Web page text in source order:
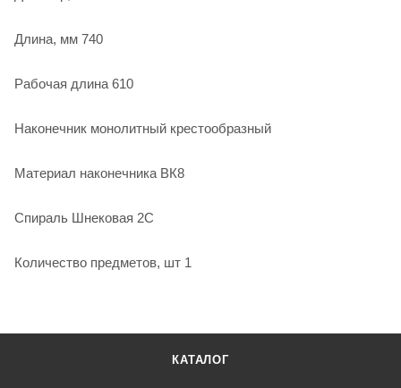
Длина, мм 740
Рабочая длина 610
Наконечник монолитный крестообразный
Материал наконечника ВК8
Спираль Шнековая 2С
Количество предметов, шт 1
КАТАЛОГ